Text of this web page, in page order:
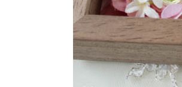
例
フラ
ワー
フォ